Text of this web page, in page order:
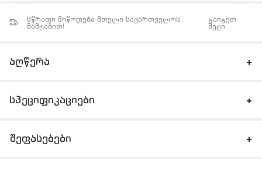
სწრაფი მიწოდება მთელი საქართველოს
მაშტაბით!
გაიგეთ
მეტი
აღწერა
სპეციფიკაციები
შეფასებები